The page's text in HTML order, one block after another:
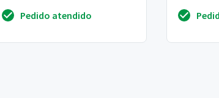
roteadorPedido atendido
conservei